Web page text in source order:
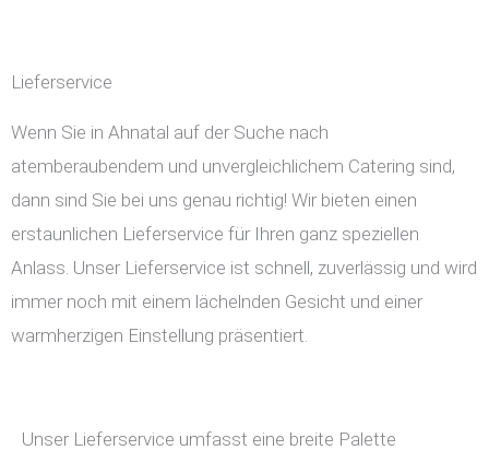
Lieferservice
Wenn Sie in Ahnatal auf der Suche nach
atemberaubendem und unvergleichlichem Catering sind,
dann sind Sie bei uns genau richtig! Wir bieten einen
erstaunlichen Lieferservice für Ihren ganz speziellen
Anlass. Unser Lieferservice ist schnell, zuverlässig und wird
immer noch mit einem lächelnden Gesicht und einer
warmherzigen Einstellung präsentiert.
Unser Lieferservice umfasst eine breite Palette